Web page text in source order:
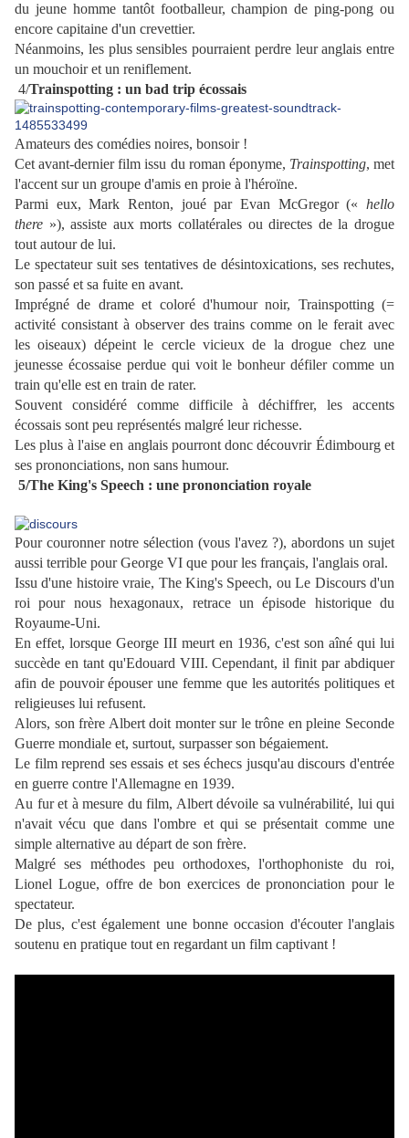
du jeune homme tantôt footballeur, champion de ping-pong ou
encore capitaine d'un crevettier.
Néanmoins, les plus sensibles pourraient perdre leur anglais entre
un mouchoir et un reniflement.
4/Trainspotting : un bad trip écossais
Amateurs des comédies noires, bonsoir !
Cet avant-dernier film issu du roman éponyme, Trainspotting, met
l'accent sur un groupe d'amis en proie à l'héroïne.
Parmi eux, Mark Renton, joué par Evan McGregor (« hello
there »), assiste aux morts collatérales ou directes de la drogue
tout autour de lui.
Le spectateur suit ses tentatives de désintoxications, ses rechutes,
son passé et sa fuite en avant.
Imprégné de drame et coloré d'humour noir, Trainspotting (=
activité consistant à observer des trains comme on le ferait avec
les oiseaux) dépeint le cercle vicieux de la drogue chez une
jeunesse écossaise perdue qui voit le bonheur défiler comme un
train qu'elle est en train de rater.
Souvent considéré comme difficile à déchiffrer, les accents
écossais sont peu représentés malgré leur richesse.
Les plus à l'aise en anglais pourront donc découvrir Édimbourg et
ses prononciations, non sans humour.
5/The King's Speech : une prononciation royale
Pour couronner notre sélection (vous l'avez ?), abordons un sujet
aussi terrible pour George VI que pour les français, l'anglais oral.
Issu d'une histoire vraie, The King's Speech, ou Le Discours d'un
roi pour nous hexagonaux, retrace un épisode historique du
Royaume-Uni.
En effet, lorsque George III meurt en 1936, c'est son aîné qui lui
succède en tant qu'Edouard VIII. Cependant, il finit par abdiquer
afin de pouvoir épouser une femme que les autorités politiques et
religieuses lui refusent.
Alors, son frère Albert doit monter sur le trône en pleine Seconde
Guerre mondiale et, surtout, surpasser son bégaiement.
Le film reprend ses essais et ses échecs jusqu'au discours d'entrée
en guerre contre l'Allemagne en 1939.
Au fur et à mesure du film, Albert dévoile sa vulnérabilité, lui qui
n'avait vécu que dans l'ombre et qui se présentait comme une
simple alternative au départ de son frère.
Malgré ses méthodes peu orthodoxes, l'orthophoniste du roi,
Lionel Logue, offre de bon exercices de prononciation pour le
spectateur.
De plus, c'est également une bonne occasion d'écouter l'anglais
soutenu en pratique tout en regardant un film captivant !